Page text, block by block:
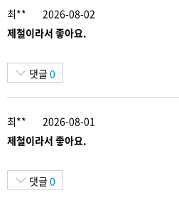
최**
2026-08-02
제철이라서 좋아요.
댓글 0
최**
2026-08-01
제철이라서 좋아요.
댓글 0